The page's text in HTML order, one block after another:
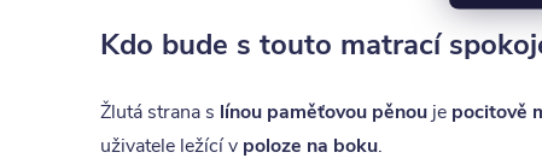
Kdo bude s touto matrací
Žlutá strana s línou paměťovou pěnou je pocitově
uživatele ležící v poloze na boku.